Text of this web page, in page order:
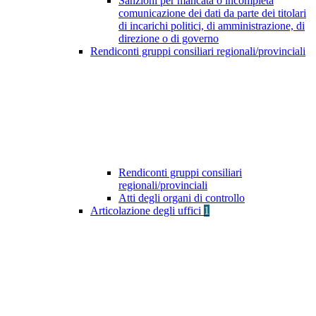
comunicazione dei dati da parte dei titolari
di incarichi politici, di amministrazione, di
direzione o di governo
Rendiconti gruppi consiliari regionali/provinciali
Rendiconti gruppi consiliari
regionali/provinciali
Atti degli organi di controllo
Articolazione degli uffici 1